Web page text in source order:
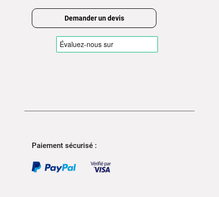
Demander un devis
Paiement sécurisé :